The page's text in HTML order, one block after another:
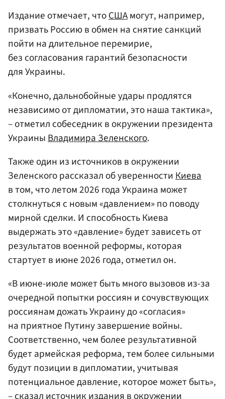
Издание отмечает, чтоСШАмогут, например,
призвать Россию в обмен на снятие санкций
пойти на длительное перемирие,
без согласования гарантий безопасности
для Украины.
«Конечно, дальнобойные удары продлятся
независимо от дипломатии, это наша тактика»,
– отметил собеседник в окружении президента
Украины Владимира Зеленского.
Также один из источников в окружении
Зеленского рассказал об уверенностиКиева
в том, что летом 2026 года Украина может
столкнуться с новым «давлением» по поводу
мирной сделки. И способность Киева
выдержать это «давление» будет зависеть от
результатов военной реформы, которая
стартует в июне 2026 года, отметил он.
«В июне-июле может быть много вызовов из-за
очередной попытки россиян и сочувствующих
россиянам дожать Украину до «согласия»
на приятное Путину завершение войны.
Соответственно, чем более результативной
будет армейская реформа, тем более сильными
будут позиции в дипломатии, учитывая
потенциальное давление, которое может быть»,
– сказал источник издания в окружении